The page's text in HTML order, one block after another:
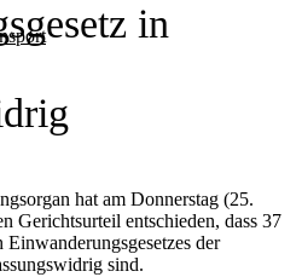
in
hat am Donnerstag (25.
Gerichtsurteil entschieden, dass 37
der
sind.